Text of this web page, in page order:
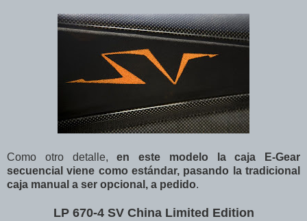
Como otro detalle,en este modelo la caja E-Gear
secuencial viene como estándar, pasando la tradicional
caja manual a ser opcional, a pedido.
LP 670-4 SV China Limited Edition